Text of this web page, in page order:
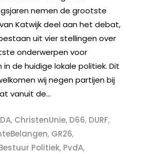
nemen de grootste
Katwijk deel aan het debat,
uit vier stellingen over
onderwerpen voor
in de huidige lokale politiek. Dit
wij negen partijen bij
vanuit de...
, ChristenUnie, D66, DURF,
, GR26,
Politiek, PvdA,